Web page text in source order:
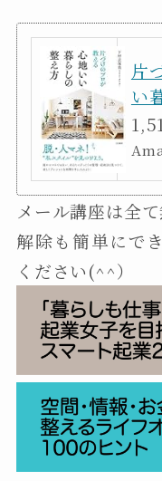
片
い
メール講座は全て
解除も簡単にで
ください(^^）